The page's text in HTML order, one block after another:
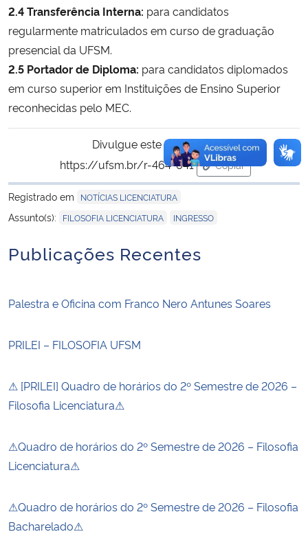
2.4 Transferência Interna: para candidatos
regularmente matriculados em curso de graduação
presencial da UFSM.
2.5 Portador de Diploma: para candidatos diplomados
em curso superior em Instituições de Ensino Superior
reconhecidas pelo MEC.
Divulgue este conteúdo:
https://ufsm.br/r-464-641
Copiar
para área de
Registrado em
NOTÍCIAS LICENCIATURA
Assunto(s): FILOSOFIA LICENCIATURA INGRESSO
Publicações Recentes
Palestra e Oficina com Franco Nero Antunes Soares
PRILEI – FILOSOFIA UFSM
⚠ [PRILEI] Quadro de horários do 2º Semestre de 2026 –
Filosofia Licenciatura⚠
⚠Quadro de horários do 2º Semestre de 2026 – Filosofia
Licenciatura⚠
⚠Quadro de horários do 2º Semestre de 2026 – Filosofia
Bacharelado⚠